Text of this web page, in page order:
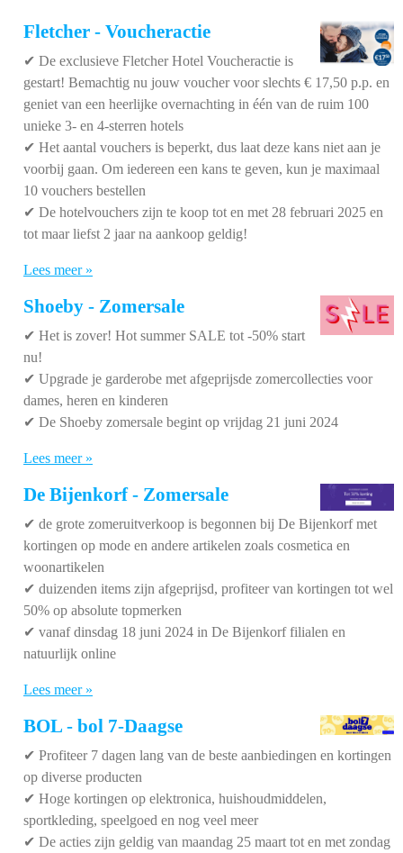
Fletcher - Voucheractie
✔ De exclusieve Fletcher Hotel Voucheractie is
gestart! Bemachtig nu jouw voucher voor slechts € 17,50 p.p. en
geniet van een heerlijke overnachting in één van de ruim 100
unieke 3- en 4-sterren hotels
✔ Het aantal vouchers is beperkt, dus laat deze kans niet aan je
voorbij gaan. Om iedereen een kans te geven, kun je maximaal
10 vouchers bestellen
✔ De hotelvouchers zijn te koop tot en met 28 februari 2025 en
tot maar liefst 2 jaar na aankoop geldig!
Lees meer »
Shoeby - Zomersale
✔ Het is zover! Hot summer SALE tot -50% start
nu!
✔ Upgrade je garderobe met afgeprijsde zomercollecties voor
dames, heren en kinderen
✔ De Shoeby zomersale begint op vrijdag 21 juni 2024
Lees meer »
De Bijenkorf - Zomersale
✔ de grote zomeruitverkoop is begonnen bij De Bijenkorf met
kortingen op mode en andere artikelen zoals cosmetica en
woonartikelen
✔ duizenden items zijn afgeprijsd, profiteer van kortingen tot wel
50% op absolute topmerken
✔ vanaf dinsdag 18 juni 2024 in De Bijenkorf filialen en
natuurlijk online
Lees meer »
BOL - bol 7-Daagse
✔ Profiteer 7 dagen lang van de beste aanbiedingen en kortingen
op diverse producten
✔ Hoge kortingen op elektronica, huishoudmiddelen,
sportkleding, speelgoed en nog veel meer
✔ De acties zijn geldig van maandag 25 maart tot en met zondag